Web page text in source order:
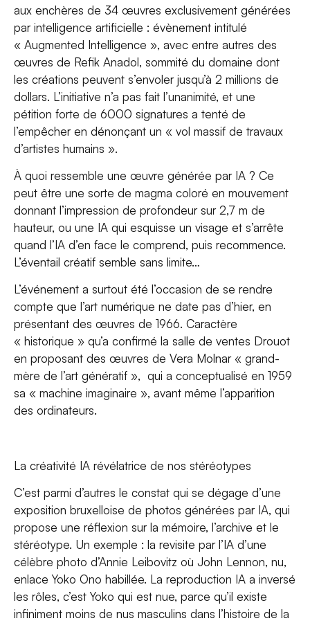
aux enchères de 34 œuvres exclusivement générées
par intelligence artificielle : évènement intitulé
« Augmented Intelligence », avec entre autres des
œuvres de Refik Anadol, sommité du domaine dont
les créations peuvent s’envoler jusqu’à 2 millions de
dollars. L’initiative n’a pas fait l’unanimité, et une
pétition forte de 6000 signatures a tenté de
l’empêcher en dénonçant un « vol massif de travaux
d’artistes humains ».
À quoi ressemble une œuvre générée par IA ? Ce
peut être une sorte de magma coloré en mouvement
donnant l’impression de profondeur sur 2,7 m de
hauteur, ou une IA qui esquisse un visage et s’arrête
quand l’IA d’en face le comprend, puis recommence.
L’éventail créatif semble sans limite…
L’événement a surtout été l’occasion de se rendre
compte que l’art numérique ne date pas d’hier, en
présentant des œuvres de 1966. Caractère
« historique » qu’a confirmé la salle de ventes Drouot
en proposant des œuvres de Vera Molnar « grand-
mère de l’art génératif », qui a conceptualisé en 1959
sa « machine imaginaire », avant même l’apparition
des ordinateurs.
La créativité IA révélatrice de nos stéréotypes
C’est parmi d’autres le constat qui se dégage d’une
exposition bruxelloise de photos générées par IA, qui
propose une réflexion sur la mémoire, l’archive et le
stéréotype. Un exemple : la revisite par l’IA d’une
célèbre photo d’Annie Leibovitz où John Lennon, nu,
enlace Yoko Ono habillée. La reproduction IA a inversé
les rôles, c’est Yoko qui est nue, parce qu’il existe
infiniment moins de nus masculins dans l’histoire de la